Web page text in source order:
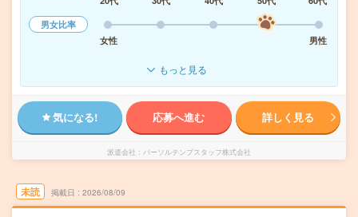
男女比率
女性
男性
もっと見る
気になる! 応募へ進む 詳しく見る
派遣会社 パーソルテンプスタッフ株式会社
未読 掲載日 2026/08/09